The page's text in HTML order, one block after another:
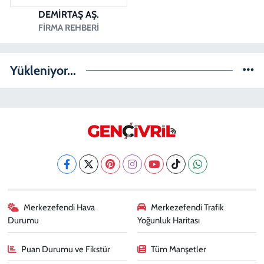
DEMİRTAŞ AŞ.
FIRMA REHBERI
Yükleniyor...
Merkezefendi Hava
Durumu
Merkezefendi Trafik
Yoğunluk Haritası
Puan Durumu ve Fikstür Tüm Manşetler